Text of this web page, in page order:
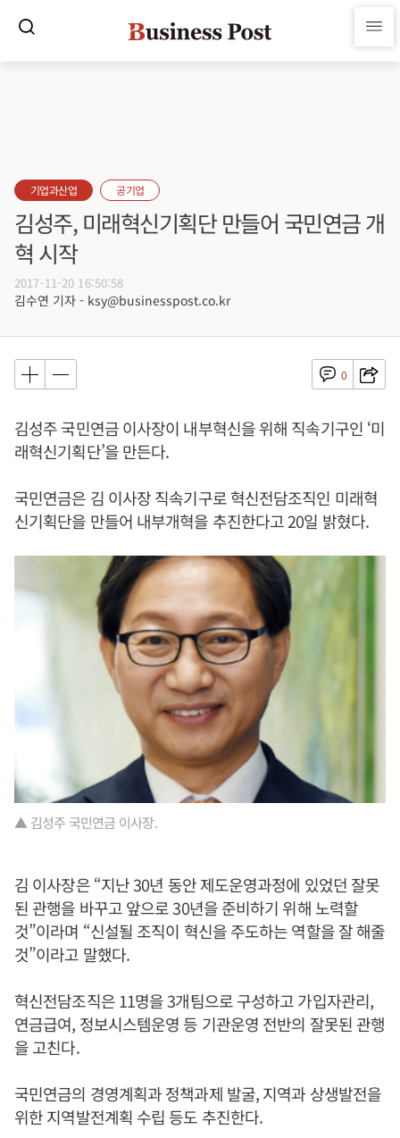
기업과산업 공기업
김성주, 미래혁신기획단 만들어 국민연금 개
혁 시작
2017-11-20 16:50:58
김수연 기자 - ksy@businesspost.co.kr
0
김성주 국민연금 이사장이 내부혁신을 위해 직속기구인 ‘미
래혁신기획단’을 만든다.
국민연금은 김 이사장 직속기구로 혁신전담조직인 미래혁
신기획단을 만들어 내부개혁을 추진한다고 20일 밝혔다.
▲ 김성주 국민연금 이사장.
김 이사장은 “지난 30년 동안 제도운영과정에 있었던 잘못
된 관행을 바꾸고 앞으로 30년을 준비하기 위해 노력할
것”이라며 “신설될 조직이 혁신을 주도하는 역할을 잘 해줄
것”이라고 말했다.
혁신전담조직은 11명을 3개팀으로 구성하고 가입자관리,
연금급여, 정보시스템운영 등 기관운영 전반의 잘못된 관행
을 고친다.
국민연금의 경영계획과 정책과제 발굴, 지역과 상생발전을
위한 지역발전계획 수립 등도 추진한다.